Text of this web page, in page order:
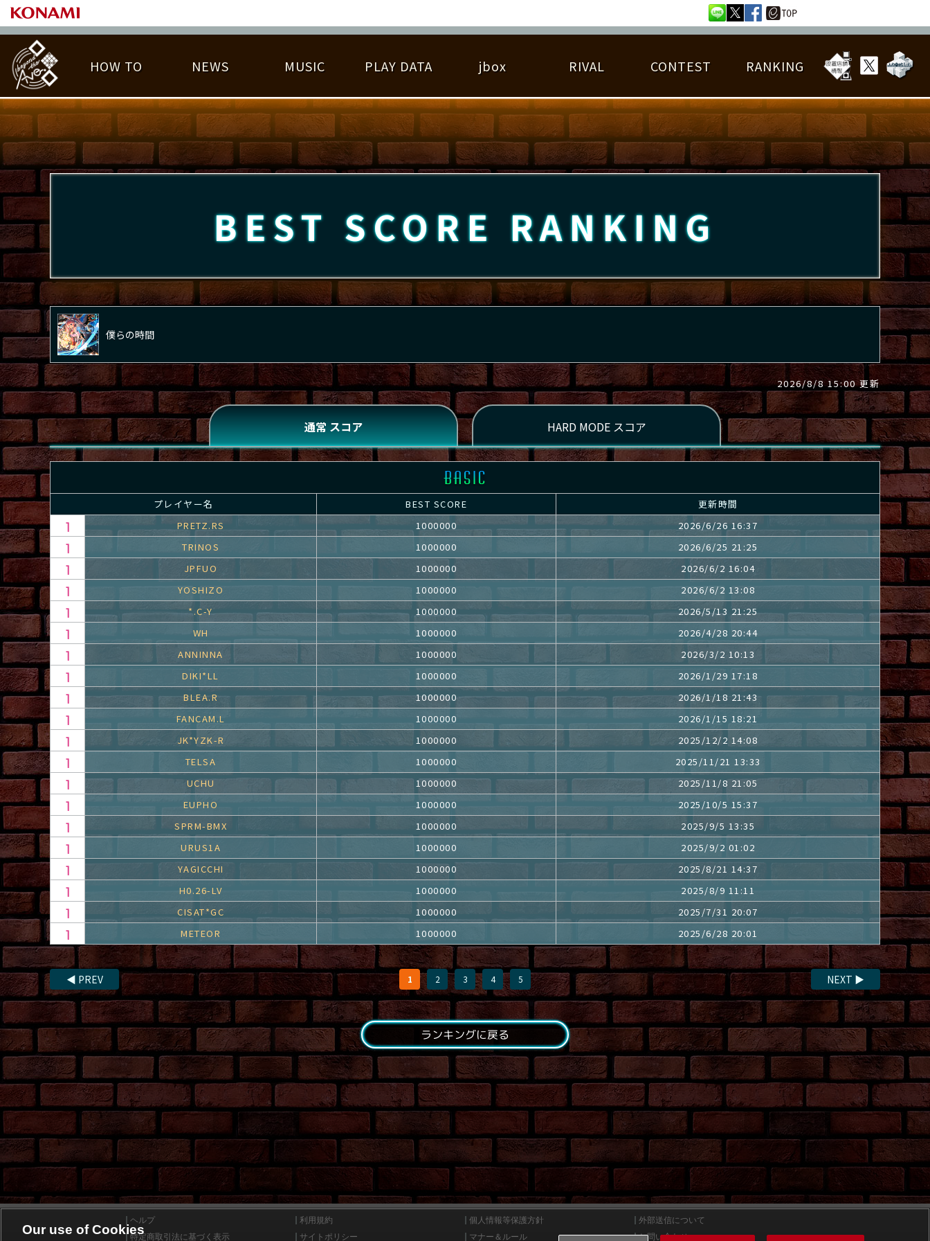
HOW TO
基本の遊び方 遊び方ガイド
NEWS MUSIC
遊べる楽曲 アーティスト紹介
PLAY DATA
PLAY DATA TOP EMBLEM ゆびベル 楽曲データ 詳細楽曲データ
称号 プレー履歴 プレーグラフ ねんごろチャレンジ EDIT譜面
jbox RIVAL
ライバル一覧 逆ライバル一覧 ライバル比較 プレーヤー検索 フレンドリスト
CONTEST
大会参加 大会開催 大会参加情報 大会とは？
RANKING
LICENSE HIT CHART ORIGINAL HIT CHART BEST SCORE RANKING TOTAL BEST SCORE RANKING
BEST SCORE RANKING
僕らの時間
2026/8/8 15:00 更新
プレイヤー名 BEST SCORE
更新時間
PRETZ.RS
1000000
2026/6/26 16:37
TRINOS
1000000
2026/6/25 21:25
JPFUO
1000000
2026/6/2 16:04
YOSHIZO
1000000
2026/6/2 13:08
*.C-Y
1000000
2026/5/13 21:25
WH
1000000
2026/4/28 20:44
ANNINNA
1000000
2026/3/2 10:13
DIKI*LL
1000000
2026/1/29 17:18
BLEA.R
1000000
2026/1/18 21:43
FANCAM.L
1000000
2026/1/15 18:21
JK*YZK-R
1000000
2025/12/2 14:08
TELSA
1000000
2025/11/21 13:33
UCHU
1000000
2025/11/8 21:05
EUPHO
1000000
2025/10/5 15:37
SPRM-BMX
1000000
2025/9/5 13:35
URUS1A
1000000
2025/9/2 01:02
YAGICCHI
1000000
2025/8/21 14:37
H0.26-LV
1000000
2025/8/9 11:11
CISAT*GC
1000000
2025/7/31 20:07
METEOR
1000000 2025/6/28 20:01
◀ PREV 1 2 3 4 5 NEXT ▶
ランキングに戻る
ヘルプ 利用規約 個人情報等保護方針
外部送信について
特定商取引法に基づく表示
サイトポリシー マナー＆ルール お問い合わせ
Our use of Cookies